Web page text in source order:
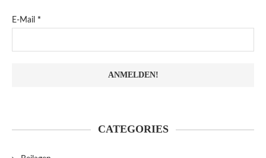
E-Mail *
CATEGORIES